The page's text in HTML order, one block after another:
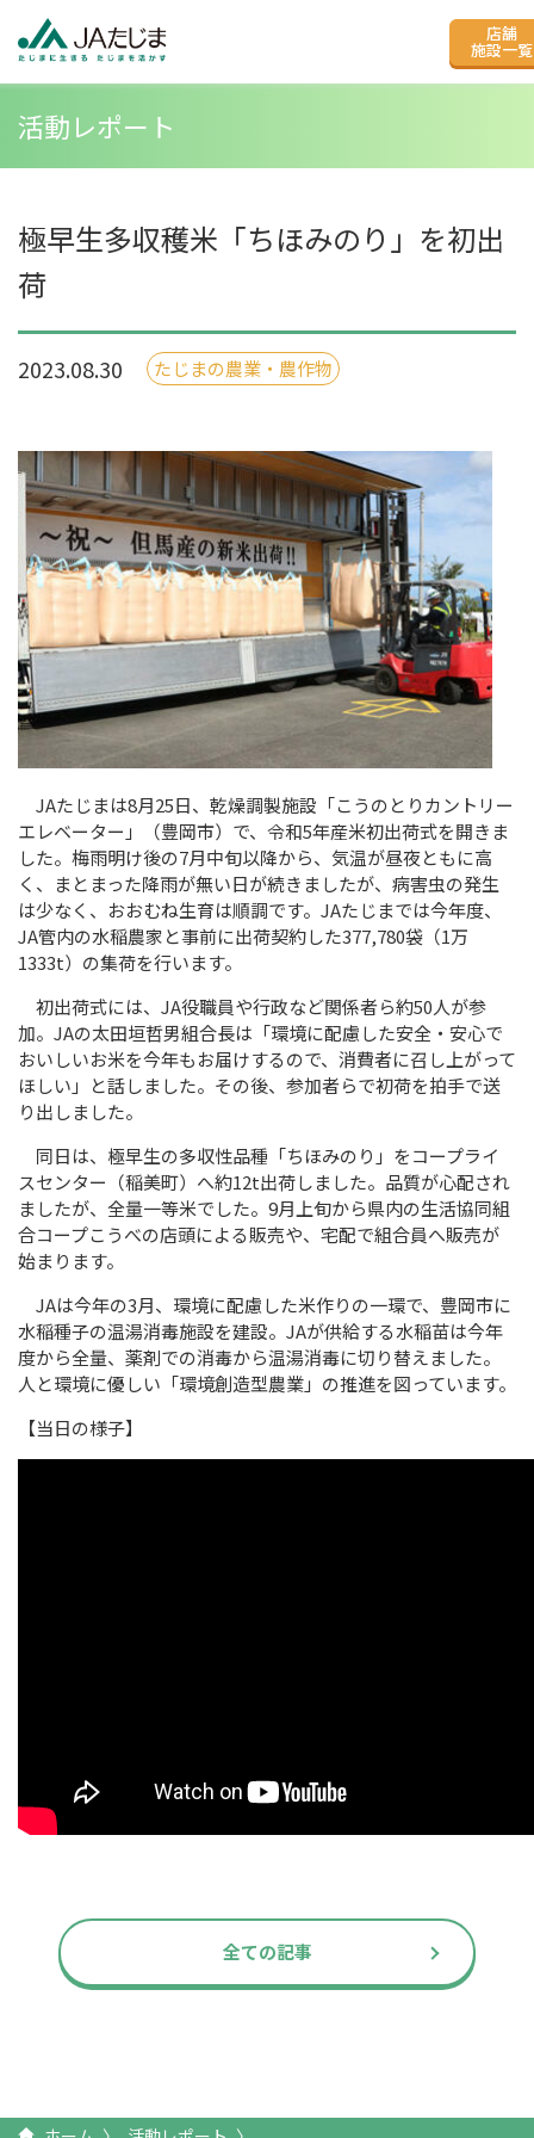
店舗
施設一覧
活動レポート
極早生多収穫米「ちほみのり」を初出
荷
2023.08.30 たじまの農業・農作物
JAたじまは8月25日、乾燥調製施設「こうのとりカントリー
エレベーター」（豊岡市）で、令和5年産米初出荷式を開きま
した。梅雨明け後の7月中旬以降から、気温が昼夜ともに高
く、まとまった降雨が無い日が続きましたが、病害虫の発生
は少なく、おおむね生育は順調です。 JAたじまでは今年度、
JA管内の水稲農家と事前に出荷契約した377,780袋（1万
1333t）の集荷を行います。
初出荷式には、 JA役職員や行政など関係者ら約50人が参
加。 JAの太田垣哲男組合長は「環境に配慮した安全・安心で
おいしいお米を今年もお届けするので、消費者に召し上がって
ほしい」と話しました。その後、参加者らで初荷を拍手で送
り出しました。
同日は、極早生の多収性品種「ちほみのり」をコープライ
スセンター（稲美町）へ約12t出荷しました。品質が心配され
ましたが、全量一等米でした。 9月上旬から県内の生活協同組
合コープこうべの店頭による販売や、宅配で組合員へ販売が
始まります。
JAは今年の3月、環境に配慮した米作りの一環で、豊岡市に
水稲種子の温湯消毒施設を建設。 JAが供給する水稲苗は今年
度から全量、薬剤での消毒から温湯消毒に切り替えました。
人と環境に優しい「環境創造型農業」の推進を図っています。
【当日の様子】
全ての記事